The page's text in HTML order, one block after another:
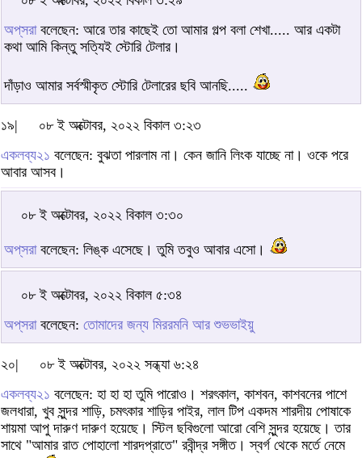
অপ্‌সরাবলেছেন: আরে তার কাছেই তো আমার গল্প বলা শেখা..... আর একটা
কথা আমি কিন্তু সত্যিই স্টোরি টেলার।
দাঁড়াও আমার সর্বস্মীকৃত স্টোরি টেলারের ছবি আনছি.....
১৯|
০৮ ই অক্টোবর, ২০২২ বিকাল ৩:২৩
একলব্য২১ বলেছেন: বুঝতা পারলাম না। কেন জানি লিংক যাচ্ছে না। ওকে পরে
আবার আসব।
০৮ ই অক্টোবর, ২০২২ বিকাল ৩:৩০
অপ্‌সরাবলেছেন: লিঙ্ক এসেছে। তুমি তবুও আবার এসো।
০৮ ই অক্টোবর, ২০২২ বিকাল ৫:৩৪
অপ্‌সরাবলেছেন: তোমাদের জন্য মিররমনি আর শুভভাইয়ু
২০|
০৮ ই অক্টোবর, ২০২২ সন্ধ্যা ৬:২৪
একলব্য২১ বলেছেন: হা হা হা তুমি পারোও। শরৎকাল, কাশবন, কাশবনের পাশে
জলধারা, খুব সুন্দর শাড়ি, চমৎকার শাড়ির পাইর, লাল টিপ একদম শারদীয় পোষাকে
শায়মা আপু দারুণ দারুণ হয়েছে। স্টিল ছবিগুলো আরো বেশি সুন্দর হয়েছে। তার
সাথে "আমার রাত পোহালো শারদপ্রাতে" রবীন্দ্র সঙ্গীত। স্বর্গ থেকে মর্তে নেমে